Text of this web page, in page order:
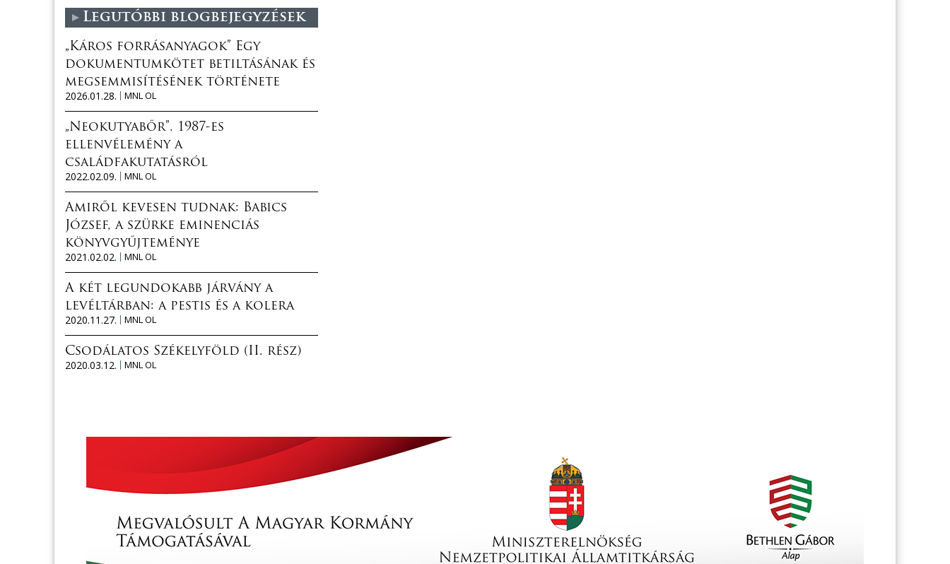
Legutóbbi blogbejegyzések
„Káros forrásanyagok” Egy
dokumentumkötet betiltásának és
megsemmisítésének története
2026.01.28.
MNL OL
„Neokutyabőr”. 1987-es
ellenvélemény a
családfakutatásról
2022.02.09.
MNL OL
Amiről kevesen tudnak: Babics
József, a szürke eminenciás
könyvgyűjteménye
2021.02.02.
MNL OL
A két legundokabb járvány a
levéltárban: a pestis és a kolera
2020.11.27.
MNL OL
Csodálatos Székelyföld (II. rész)
2020.03.12.
MNL OL